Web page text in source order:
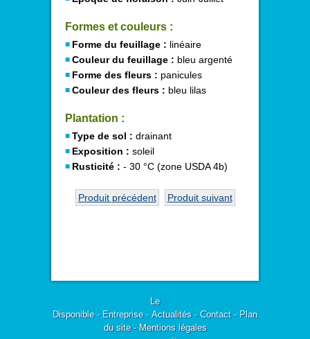
Formes et couleurs :
Forme du feuillage : linéaire
Couleur du feuillage : bleu argenté
Forme des fleurs : panicules
Couleur des fleurs : bleu lilas
Plantation :
Type de sol : drainant
Exposition : soleil
Rusticité : - 30 °C (zone USDA 4b)
Produit précédent Produit suivant
Le
Disponible- Entreprise- Actualités - Contact- Plan
du site- Mentions légales